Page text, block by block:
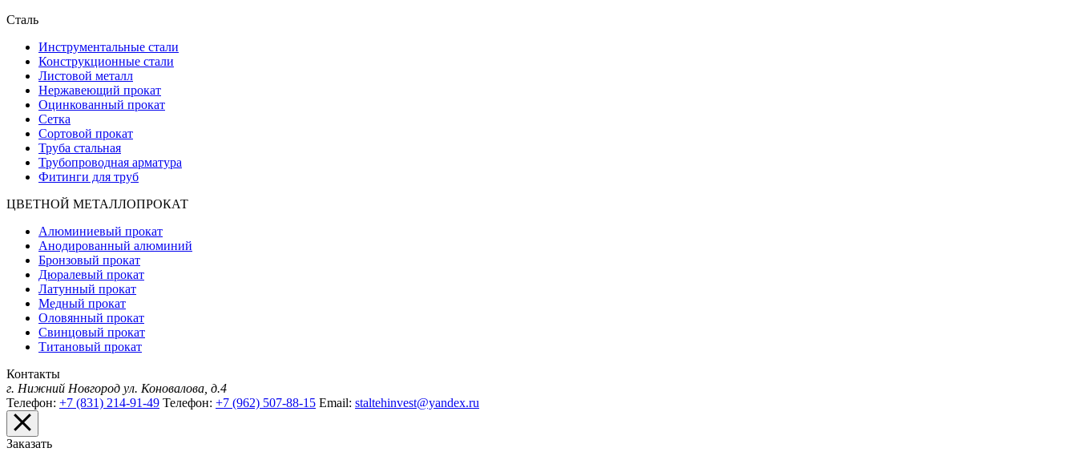
Сталь
Инструментальные стали
Конструкционные стали
Листовой металл
Нержавеющий прокат
Оцинкованный прокат
Сетка
Сортовой прокат
Труба стальная
Трубопроводная арматура
Фитинги для труб
ЦВЕТНОЙ МЕТАЛЛОПРОКАТ
Алюминиевый прокат
Анодированный алюминий
Бронзовый прокат
Дюралевый прокат
Латунный прокат
Медный прокат
Оловянный прокат
Свинцовый прокат
Титановый прокат
Контакты
г. Нижний Новгород ул. Коновалова, д.4
Телефон: +7 (831) 214-91-49 Телефон: +7 (962) 507-88-15 Email: staltehinvest@yandex.ru
Заказать